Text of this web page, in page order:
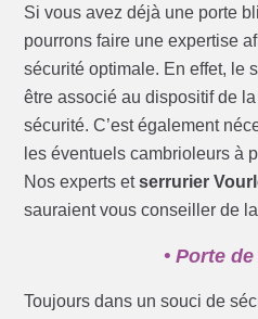
Si vous avez déjà une porte
pourrons faire une expertise
sécurité optimale. En effet, le
être associé au dispositif de
sécurité. C’est également
les éventuels cambrioleurs à
Nos experts etserrurier
sauraient vous conseiller de
• Porte
Toujours dans un souci de